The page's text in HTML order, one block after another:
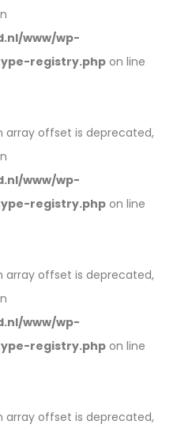
www/wp-
registry.php on line
array offset is deprecated,
www/wp-
registry.php on line
array offset is deprecated,
www/wp-
registry.php on line
array offset is deprecated,